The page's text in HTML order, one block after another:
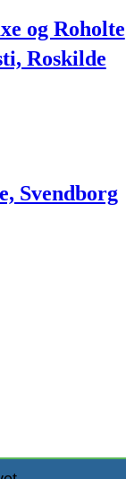
og Roholte
Roskilde
Svendborg